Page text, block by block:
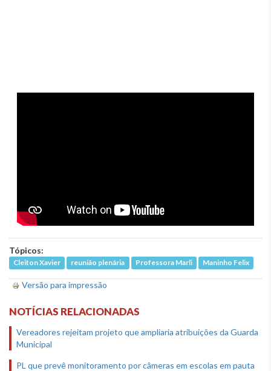
Tópicos:
Cleiton Xavier reunião plenária Professora Marli Maninho Felix
Versão para impressão
NOTÍCIAS RELACIONADAS
Vereadores rejeitam projeto que ampliaria atribuições da Guarda
Municipal
PL que prevê monitoramento por câmeras em escolas em pauta